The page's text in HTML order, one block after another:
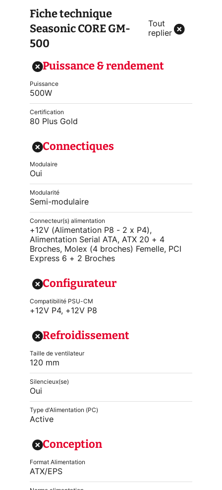
Fiche technique
Seasonic CORE GM-
500
Tout
replier
Puissance & rendement
Puissance
500W
Certification
80 Plus Gold
Connectiques
Modulaire
Oui
Modularité
Semi-modulaire
Connecteur(s) alimentation
+12V (Alimentation P8 - 2 x P4),
Alimentation Serial ATA, ATX 20 + 4
Broches, Molex (4 broches) Femelle, PCI
Express 6 + 2 Broches
Configurateur
Compatibilité PSU-CM
+12V P4, +12V P8
Refroidissement
Taille de ventilateur
120 mm
Silencieux(se)
Oui
Type d'Alimentation (PC)
Active
Conception
Format Alimentation
ATX/EPS